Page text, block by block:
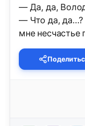
— Да, да,
— Что да,
мне несчастье